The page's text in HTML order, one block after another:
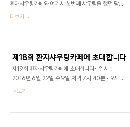
환자샤우팅카페와 여기서 첫번째 샤우팅을 했던 당
시 9살 정종현 군의 엄마 김영희 씨와 저희 단체가
자 중심으로 바꿀수 있다는 자신감을 갖게 했습니다.
더보기
제18회 환자샤우팅카페에 초대합니다
제19회 환자샤우팅카페에 초대합니다~ 일시 :
2016년 6월 22일 수요일 저녁 7시 40분~ 9시 장
소 : 서울시NPO지원센터 1층
더보기